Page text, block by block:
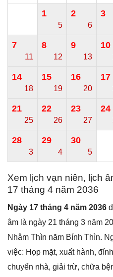
1
5
2
6
3
7
11
8
12
9
13
10
14
18
15
19
16
20
17
21
25
22
26
23
27
24
28
3
29
4
30
5
Xem lịch vạn niên, lịch
17 tháng 4 năm 2036
Ngày 17 tháng 4 năm 2036
âm là ngày 21 tháng 3 năm
Nhâm Thìn năm Bính Thìn.
việc: Họp mặt, xuất hành,
chuyển nhà, giải trừ, chữa